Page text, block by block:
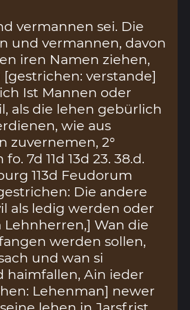
vermannen sei. Die
und vermannen, davon
iren Namen ziehen,
verstande]
Ist Mannen oder
als die lehen gebürlich
wie aus
zuvernemen, 2°
7d 11d 13d 23. 38.d.
113d Feudorum
Die andere
als ledig werden oder
Wan die
werden sollen,
und wan si
haimfallen, Ain ieder
Lehenman] newer